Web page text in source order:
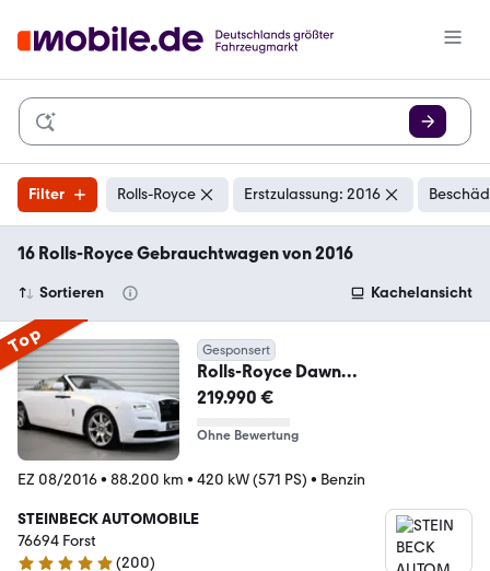
Filter Rolls-Royce Erstzulassung: 2016
16 Rolls-Royce Gebrauchtwagen von 2016
Sortieren Kachelansicht
Top Gesponsert
Rolls-Royce Dawn
Roadster+V12+Sitzlüftung+Kamer
219.990 €
Ohne Bewertung
EZ 08/2016• 88.200 km • 420 kW (571 PS) • Benzin
STEINBECK AUTOMOBILE
76694 Forst
(200)